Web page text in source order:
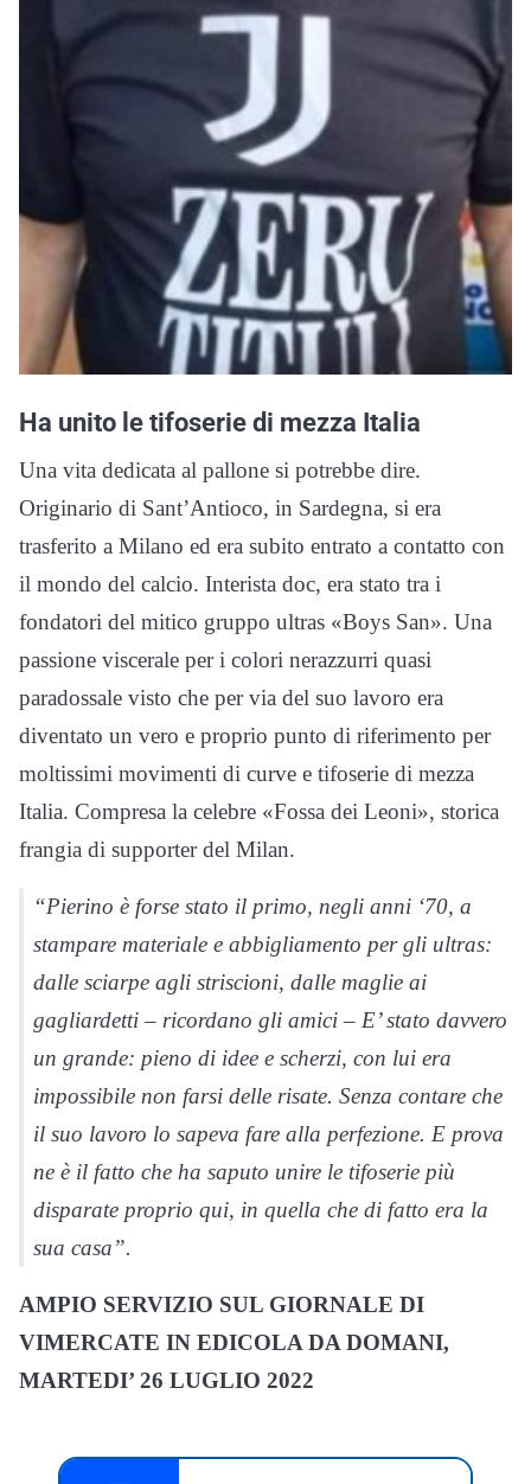
Ha unito le tifoserie di mezza Italia
Una vita dedicata al pallone si potrebbe dire.
Originario di Sant’Antioco, in Sardegna, si era
trasferito a Milano ed era subito entrato a contatto con
il mondo del calcio. Interista doc, era stato tra i
fondatori del mitico gruppo ultras «Boys San». Una
passione viscerale per i colori nerazzurri quasi
paradossale visto che per via del suo lavoro era
diventato un vero e proprio punto di riferimento per
moltissimi movimenti di curve e tifoserie di mezza
Italia. Compresa la celebre «Fossa dei Leoni», storica
frangia di supporter del Milan.
“Pierino è forse stato il primo, negli anni ‘70, a
stampare materiale e abbigliamento per gli ultras:
dalle sciarpe agli striscioni, dalle maglie ai
gagliardetti – ricordano gli amici – E’ stato davvero
un grande: pieno di idee e scherzi, con lui era
impossibile non farsi delle risate. Senza contare che
il suo lavoro lo sapeva fare alla perfezione. E prova
ne è il fatto che ha saputo unire le tifoserie più
disparate proprio qui, in quella che di fatto era la
sua casa”.
AMPIO SERVIZIO SUL GIORNALE DI
VIMERCATE IN EDICOLA DA DOMANI,
MARTEDI’ 26 LUGLIO 2022